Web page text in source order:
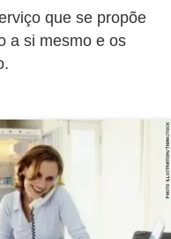
que se propõe
a si mesmo e os